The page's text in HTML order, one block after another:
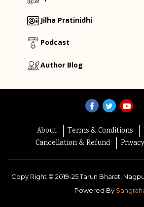
Jilha Pratinidhi
Podcast
Author Blog
About Terms & Conditions
Cancellation & Refund
Privacy
Copy Right © 2019-25Tarun Bharat,
Powered By